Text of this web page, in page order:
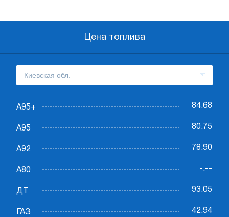
Цена топлива
А95+ 84.68
А95 80.75
А92 78.90
А80 -.--
ДТ 93.05
ГАЗ 42.94